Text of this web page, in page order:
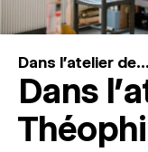
Dans l'atelier de...
Dans